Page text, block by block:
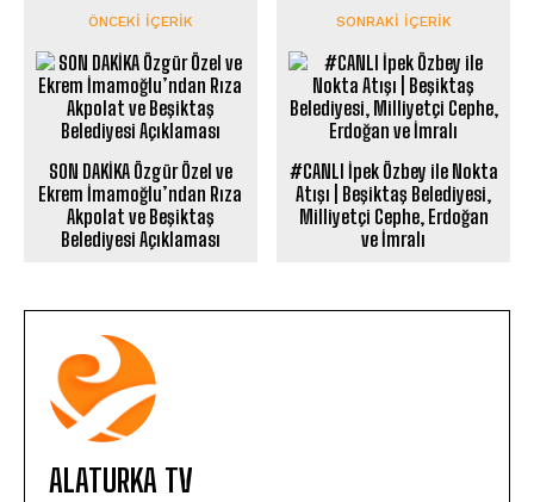
ÖNCEKI İÇERIK
SON DAKİKA Özgür Özel ve
Ekrem İmamoğlu’ndan Rıza
Akpolat ve Beşiktaş
Belediyesi Açıklaması
SONRAKI İÇERIK
#CANLI İpek Özbey ile Nokta
Atışı | Beşiktaş Belediyesi,
Milliyetçi Cephe, Erdoğan
ve İmralı
ALATURKA TV